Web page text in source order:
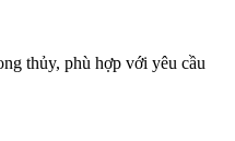
thủy, phù hợp với yêu cầu